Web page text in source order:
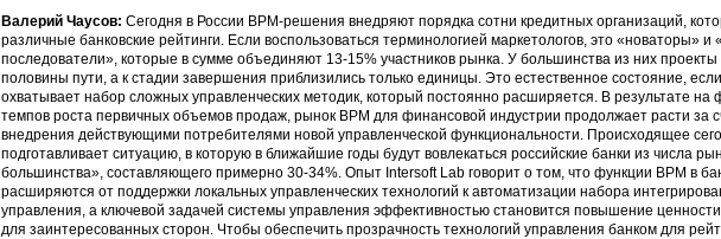
Валерий Чаусов: Сегодня в России ВРМ-решения внедряют порядка сотни кредитных организаций,
различные банковские рейтинги. Если воспользоваться терминологией маркетологов, это «новаторы» и
последователи», которые в сумме объединяют 13-15% участников рынка. У большинства из них
половины пути, а к стадии завершения приблизились только единицы. Это естественное состояние,
охватывает набор сложных управленческих методик, который постоянно расширяется. В результате
темпов роста первичных объемов продаж, рынок ВРМ для финансовой индустрии продолжает расти за
внедрения действующими потребителями новой управленческой функциональности. Происходящее
подготавливает ситуацию, в которую в ближайшие годы будут вовлекаться российские банки из числа
большинства», составляющего примерно 30-34%. Опыт Intersoft Lab говорит о том, что функции ВРМ в
расширяются от поддержки локальных управленческих технологий к автоматизации набора
управления, а ключевой задачей системы управления эффективностью становится повышение ценности
для заинтересованных сторон. Чтобы обеспечить прозрачность технологий управления банком для